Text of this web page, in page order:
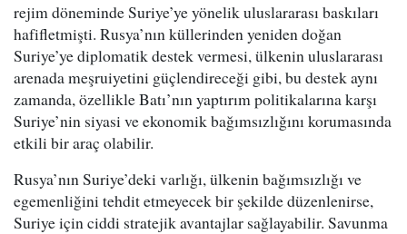
rejim döneminde Suriye’ye yönelik uluslararası baskıları
hafifletmişti. Rusya’nın küllerinden yeniden doğan
Suriye’ye diplomatik destek vermesi, ülkenin uluslararası
arenada meşruiyetini güçlendireceği gibi, bu destek aynı
zamanda, özellikle Batı’nın yaptırım politikalarına karşı
Suriye’nin siyasi ve ekonomik bağımsızlığını korumasında
etkili bir araç olabilir.
Rusya’nın Suriye’deki varlığı, ülkenin bağımsızlığı ve
egemenliğini tehdit etmeyecek bir şekilde düzenlenirse,
Suriye için ciddi stratejik avantajlar sağlayabilir. Savunma